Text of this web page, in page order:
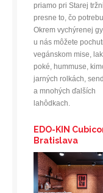
priamo pri Starej
presne to, čo
Okrem vychýrenej
u nás môžete
vegánskom mise,
poké, hummuse,
jarných rolkách,
a mnohých ďalších
lahôdkach.
EDO-KIN
Bratislava